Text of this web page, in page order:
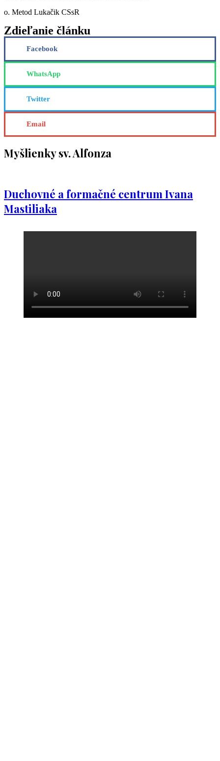
o. Metod Lukačik CSsR
Zdieľanie článku
Facebook
WhatsApp
Twitter
Email
Myšlienky sv. Alfonza
Duchovné a formačné centrum Ivana
Mastiliaka